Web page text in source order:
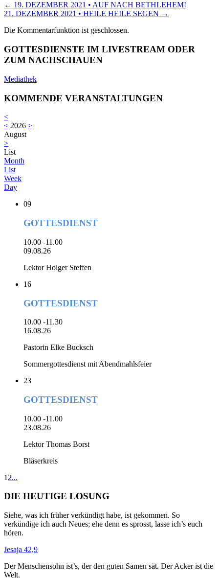
← 19. DEZEMBER 2021 • AUF NACH BETHLEHEM!
21. DEZEMBER 2021 • HEILE HEILE SEGEN →
Die Kommentarfunktion ist geschlossen.
GOTTESDIENSTE IM LIVESTREAM ODER
ZUM NACHSCHAUEN
Mediathek
KOMMENDE VERANSTALTUNGEN
<
< 2026 >
August
>
List
Month
List
Week
Day
09
GOTTESDIENST
10.00 -11.00
09.08.26
Lektor Holger Steffen
16
GOTTESDIENST
10.00 -11.30
16.08.26
Pastorin Elke Bucksch
Sommergottesdienst mit Abendmahlsfeier
23
GOTTESDIENST
10.00 -11.00
23.08.26
Lektor Thomas Borst
Bläserkreis
1 2...
DIE HEUTIGE LOSUNG
Siehe, was ich früher verkündigt habe, ist gekommen. So
verkündige ich auch Neues; ehe denn es sprosst, lasse ich’s euch
hören.
Jesaja 42,9
Der Menschensohn ist’s, der den guten Samen sät. Der Acker ist die
Welt.